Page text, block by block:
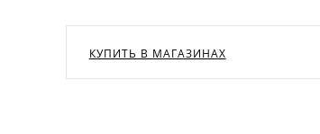
КУПИТЬ В МАГАЗИНАХ